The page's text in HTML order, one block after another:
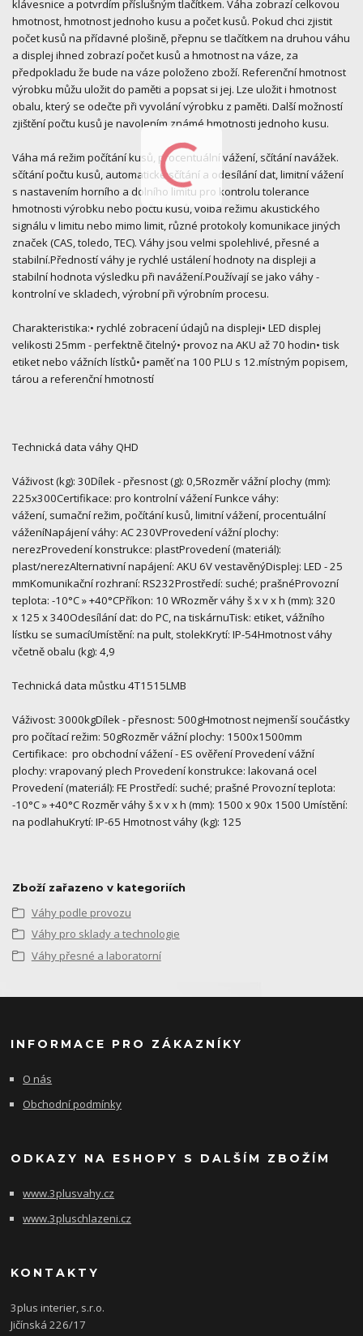
klávesnice a potvrdím příslušným tlačítkem. Váha zobrazí celkovou
hmotnost, hmotnost jednoho kusu a počet kusů. Pokud chci zjistit
počet kusů na přídavné plošině, přepnu se tlačítkem na druhou váhu
a displej ihned zobrazí počet kusů a hmotnost na váze, za
předpokladu že bude na váze položeno zboží. Referenční hmotnost
výrobku můžu uložit do paměti a popsat si jej. Lze uložit i hmotnost
obalu, který se odečte při vyvolání výrobku z paměti. Další možností
zjištění počtu kusů je navolením známé hmotnosti jednoho kusu.
Váha má režim počítání kusů, procentuální vážení, sčítání navážek.
sčítání počtu kusů, automatické sčítání a odesílání dat, limitní vážení
s nastavením horního a dolního limitu pro kontrolu tolerance
hmotnosti výrobku nebo počtu kusů, volba režimu akustického
signálu v limitu nebo mimo limit, různé protokoly komunikace jiných
značek (CAS, toledo, TEC). Váhy jsou velmi spolehlivé, přesné a
stabilní.Předností váhy je rychlé ustálení hodnoty na displeji a
stabilní hodnota výsledku při navážení.Používají se jako váhy -
kontrolní ve skladech, výrobní při výrobním procesu.
Charakteristika:• rychlé zobracení údajů na displeji• LED displej
velikosti 25mm - perfektně čitelný• provoz na AKU až 70 hodin• tisk
etiket nebo vážních lístků• paměť na 100 PLU s 12.místným popisem,
tárou a referenční hmotností
Technická data váhy QHD
Váživost (kg): 30Dílek - přesnost (g): 0,5Rozměr vážní plochy (mm):
225x300Certifikace: pro kontrolní vážení Funkce váhy:
vážení, sumační režim, počítání kusů, limitní vážení, procentuální
váženíNapájení váhy: AC 230VProvedení vážní plochy:
nerezProvedení konstrukce: plastProvedení (materiál):
plast/nerezAlternativní napájení: AKU 6V vestavěnýDisplej: LED - 25
mmKomunikační rozhraní: RS232Prostředí: suché; prašnéProvozní
teplota: -10°C » +40°CPříkon: 10 WRozměr váhy š x v x h (mm): 320
x 125 x 340Odesílání dat: do PC, na tiskárnuTisk: etiket, vážního
lístku se sumacíUmístění: na pult, stolekKrytí: IP-54Hmotnost váhy
včetně obalu (kg): 4,9
Technická data můstku 4T1515LMB
Váživost: 3000kgDílek - přesnost: 500gHmotnost nejmenší součástky
pro počítací režim: 50gRozměr vážní plochy: 1500x1500mm
Certifikace: pro obchodní vážení - ES ověření Provedení vážní
plochy: vrapovaný plech Provedení konstrukce: lakovaná ocel
Provedení (materiál): FE Prostředí: suché; prašné Provozní teplota:
-10°C » +40°C Rozměr váhy š x v x h (mm): 1500 x 90x 1500 Umístění:
na podlahuKrytí: IP-65 Hmotnost váhy (kg): 125
Zboží zařazeno v kategoriích
Váhy podle provozu
Váhy pro sklady a technologie
Váhy přesné a laboratorní
INFORMACE PRO ZÁKAZNÍKY
O nás
Obchodní podmínky
ODKAZY NA ESHOPY S DALŠÍM ZBOŽÍM
www.3plusvahy.cz
www.3pluschlazeni.cz
KONTAKTY
3plus interier, s.r.o.
Jičínská 226/17